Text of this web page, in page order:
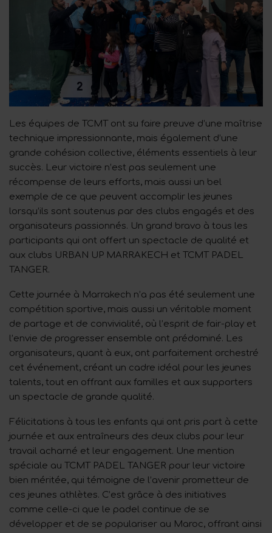
Les équipes de TCMT ont su faire preuve d’une maîtrise
technique impressionnante, mais également d’une
grande cohésion collective, éléments essentiels à leur
succès. Leur victoire n’est pas seulement une
récompense de leurs efforts, mais aussi un bel
exemple de ce que peuvent accomplir les jeunes
lorsqu’ils sont soutenus par des clubs engagés et des
organisateurs passionnés. Un grand bravo à tous les
participants qui ont offert un spectacle de qualité et
aux clubs URBAN UP MARRAKECH et TCMT PADEL
TANGER.
Cette journée à Marrakech n’a pas été seulement une
compétition sportive, mais aussi un véritable moment
de partage et de convivialité, où l’esprit de fair-play et
l’envie de progresser ensemble ont prédominé. Les
organisateurs, quant à eux, ont parfaitement orchestré
cet événement, créant un cadre idéal pour les jeunes
talents, tout en offrant aux familles et aux supporters
un spectacle de grande qualité.
Félicitations à tous les enfants qui ont pris part à cette
journée et aux entraîneurs des deux clubs pour leur
travail acharné et leur engagement. Une mention
spéciale au TCMT PADEL TANGER pour leur victoire
bien méritée, qui témoigne de l’avenir prometteur de
ces jeunes athlètes. C’est grâce à des initiatives
comme celle-ci que le padel continue de se
développer et de se populariser au Maroc, offrant ainsi